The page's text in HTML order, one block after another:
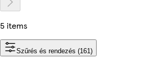
5 items
Szűrés és rendezés (161)